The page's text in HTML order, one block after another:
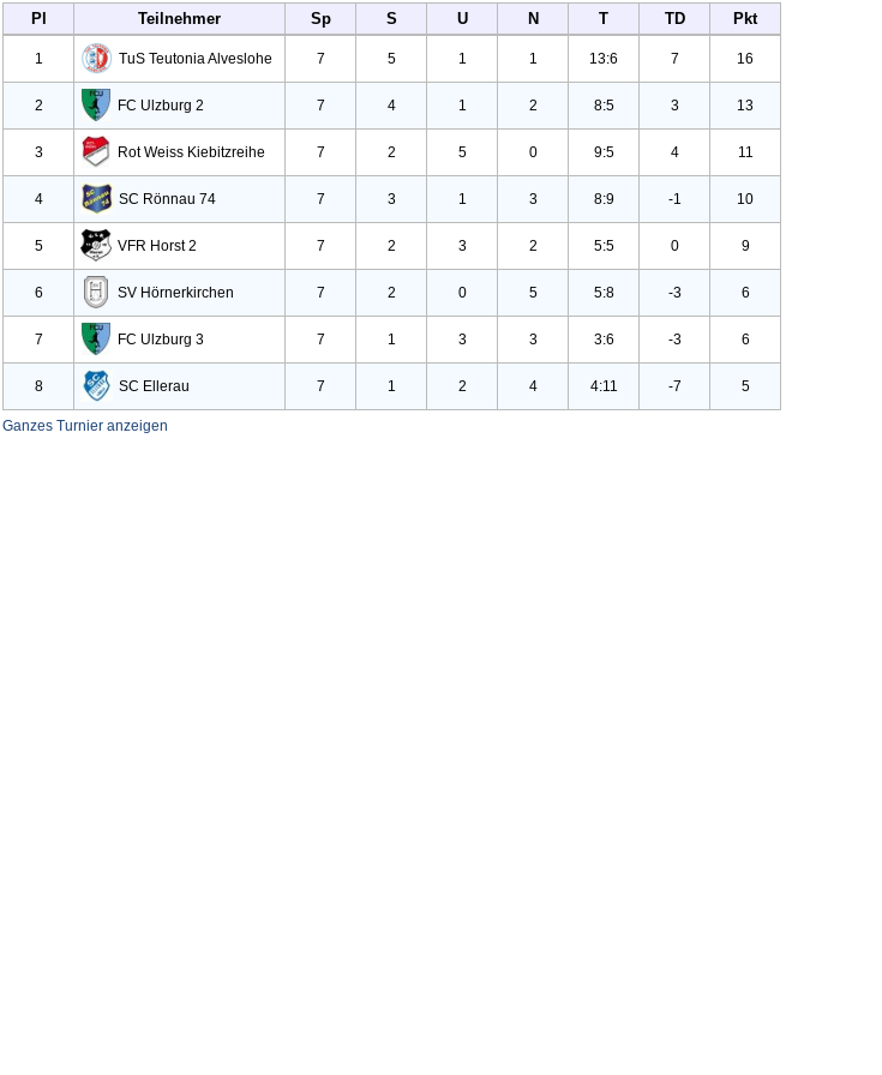
Pl Teilnehmer Sp S U N T TD Pkt
1 TuS Teutonia Alveslohe 7 5 1 1 13:6 7 16
2 FC Ulzburg 2 7 4 1 2 8:5 3 13
3 Rot Weiss Kiebitzreihe 7 2 5 0 9:5 4 11
4 SC Rönnau 74 7 3 1 3 8:9 -1 10
5 VFR Horst2 7 2 3 2 5:5 0 9
6 SV Hörnerkirchen 7 2 0 5 5:8 -3 6
7 FC Ulzburg 3 7 1 3 3 3:6 -3 6
8 SC Ellerau 7 1 2 4 4:11 -7 5
Ganzes Turnier anzeigen